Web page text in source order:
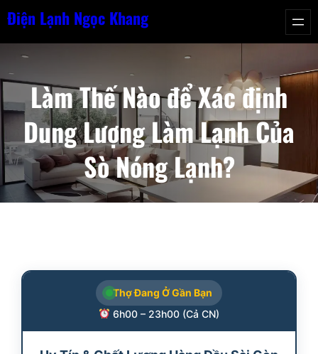
Chuyển
nội
Điện Lạnh Ngọc Khang
Làm Thế Nào để Xác định
Dung Lượng Làm Lạnh Của
Sò Nóng Lạnh?
Thợ Đang Ở Gần Bạn
6h00 – 23h00 (Cả CN)